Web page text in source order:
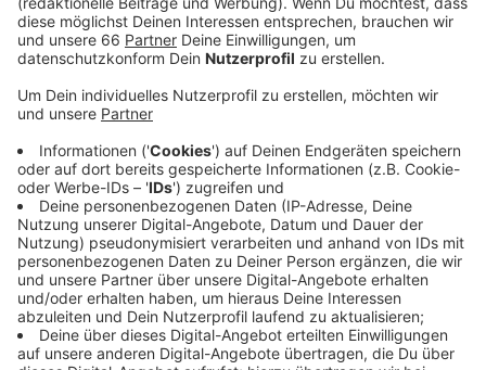
Veröffentlicht:Dienstag, 01.08.2023 10:42
Anzeige
Dazu wird es ein buntes Programm geben, das
verschiedene kleine Mitmachaktionen,
Kinderschminken, eine U-Boot-Station und
beeindruckende Ballonkreationen von einem Clown
beinhaltet. Austoben können sich unsere kleinen und
großen Badegäste auf den verschiedenen Hüpfburgen,
die jeweils eine Unterwasserwelt darstellen. Als
besonderes Highlight kommen um 14:00 Uhr
verschiedene Maskottchen aus Düsseldorf unter